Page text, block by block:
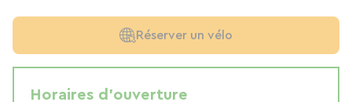
Réserver un vélo
Horaires d'ouverture